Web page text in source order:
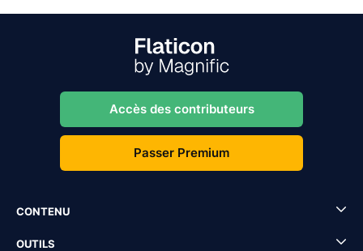
Accès des contributeurs
Passer Premium
CONTENU
OUTILS